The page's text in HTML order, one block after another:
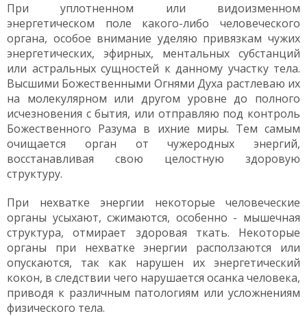
При уплотненном или видоизменном
энергетическом поле какого-либо человеческого
органа, особое внимание уделяю привязкам чужих
энергетических, эфирных, ментальных субстанций
или астральных сущностей к данному участку тела.
Высшими Божественными Огнями Духа растлеваю их
на молекулярном или другом уровне до полного
исчезновения с бытия, или отправляю под контроль
Божественного Разума в ихние миры. Тем самым
очищается орган от чужеродных энергий,
восстанавливая свою целостную здоровую
структуру.
При нехватке энергии некоторые человеческие
органы усыхают, сжимаются, особенно - мышечная
структура, отмирает здоровая ткать. Некоторые
органы при нехватке энергии расползаются или
опускаются, так как нарушен их энергетический
кокон, в следствии чего нарушается осанка человека,
приводя к различным патологиям или усложнениям
физического тела.